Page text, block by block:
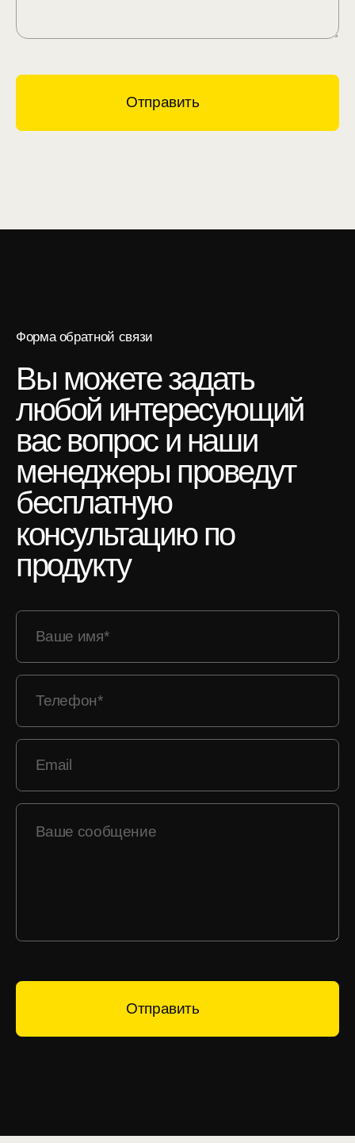
Отправить
Форма обратной связи
Вы можетезадать
любой интересующий
вас вопрос и наши
менеджеры проведут
бесплатную
консультацию по
продукту
Отправить